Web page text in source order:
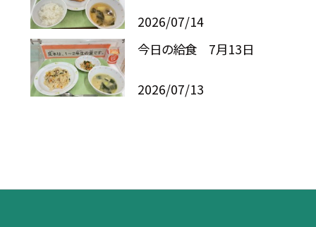
2026/07/14
今日の給食 7月13日
2026/07/13